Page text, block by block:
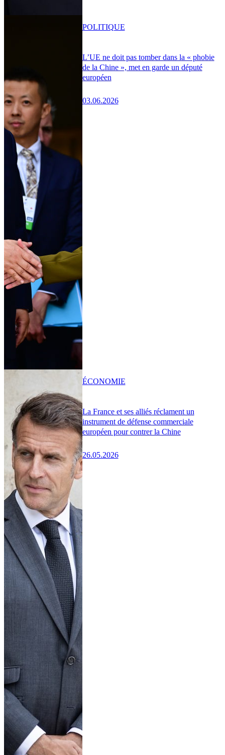
L’UE ne doit pas tomber dans la « phobie
de la Chine », met en garde un député
européen
03.06.2026
POLITIQUE
La France et ses alliés réclament un
instrument de défense commerciale
européen pour contrer la Chine
26.05.2026
ÉCONOMIE